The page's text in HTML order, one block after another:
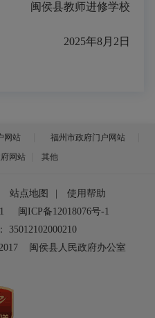
闽侯县教师进修学校
2025年8月 2日
网站
福州市政府门户网站
网站
其他
站点地图
使用帮助
闽ICP备12018076号-1
35012102000210
闽侯县人民政府办公室